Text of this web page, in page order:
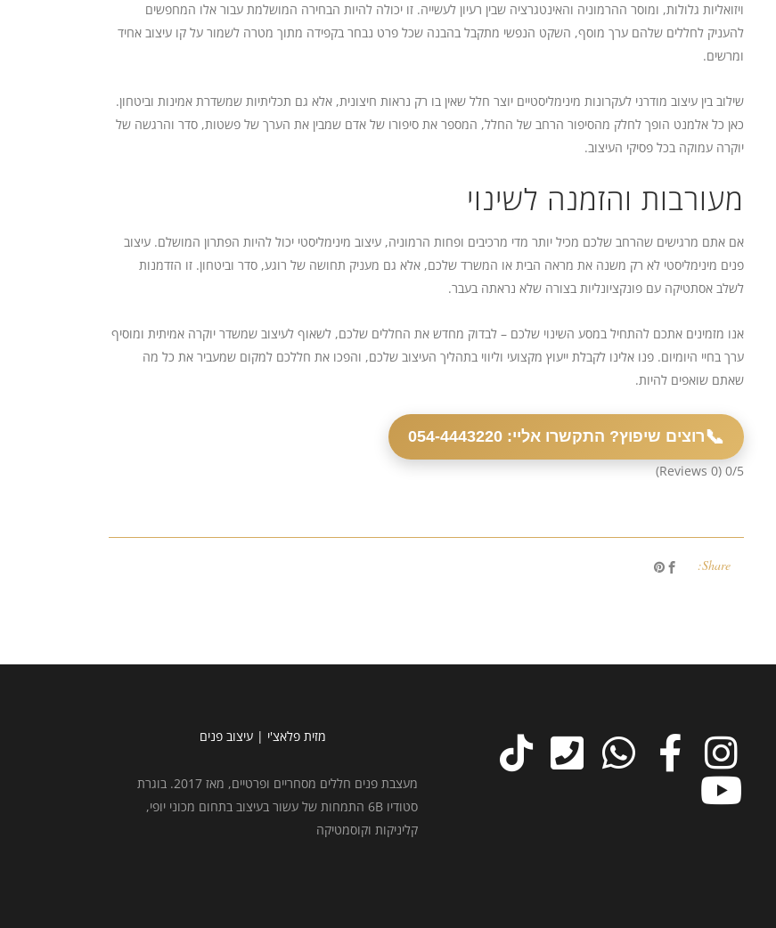
ויזואליות גלולות, ומוסר ההרמוניה והאינטגרציה שבין רעיון לעשייה. זו יכולה להיות הבחירה המושלמת עבור אלו המחפשים
להעניק לחללים שלהם ערך מוסף, השקט הנפשי מתקבל בהבנה שכל פרט נבחר בקפידה מתוך מטרה לשמור על קו עיצוב אחיד
ומרשים.
שילוב בין עיצוב מודרני לעקרונות מינימליסטיים יוצר חלל שאין בו רק נראות חיצונית, אלא גם תכליתיות שמשדרת אמינות וביטחון.
כאן כל אלמנט הופך לחלק מהסיפור הרחב של החלל, המספר את סיפורו של אדם שמבין את הערך של פשטות, סדר והרגשה של
יוקרה עמוקה בכל פסיקי העיצוב.
מעורבות והזמנה לשינוי
אם אתם מרגישים שהרחב שלכם מכיל יותר מדי מרכיבים ופחות הרמוניה, עיצוב מינימליסטי יכול להיות הפתרון המושלם. עיצוב
פנים מינימליסטי לא רק משנה את מראה הבית או המשרד שלכם, אלא גם מעניק תחושה של רוגע, סדר וביטחון. זו הזדמנות
לשלב אסתטיקה עם פונקציונליות בצורה שלא נראתה בעבר.
אנו מזמינים אתכם להתחיל במסע השינוי שלכם – לבדוק מחדש את החללים שלכם, לשאוף לעיצוב שמשדר יוקרה אמיתית ומוסיף
ערך בחיי היומיום. פנו אלינו לקבלת ייעוץ מקצועי וליווי בתהליך העיצוב שלכם, והפכו את חללכם למקום שמעביר את כל מה
שאתם שואפים להיות.
📞רוצים שיפוץ? התקשרו אליי: 054-4443220
0/5
(0 Reviews)
Share:
מזית פלאצ'י | עיצוב פנים
מעצבת פנים חללים מסחריים ופרטיים, מאז 2017. בוגרת
סטודיו 6B התמחות של עשור בעיצוב בתחום מכוני יופי,
קליניקות וקוסמטיקה